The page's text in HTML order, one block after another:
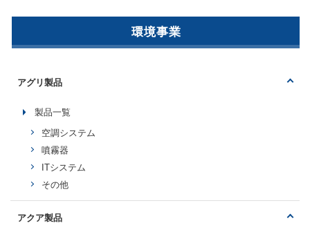
環境事業
アグリ製品
製品一覧
空調システム
噴霧器
ITシステム
その他
アクア製品